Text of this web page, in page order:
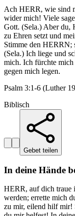
Ach HERR, wie sind
wider mich! Viele
Gott. (Sela.) Aber du,
zu Ehren setzt und
Stimme den HERRN;
(Sela.) Ich liege und
mich. Ich fürchte
gegen mich legen.
Psalm 3:1-6 (Luther
Biblisch
Gebet teilen
In deine Hände
HERR, auf dich traue
werden; errette mich
zu mir, eilend hilf mir!